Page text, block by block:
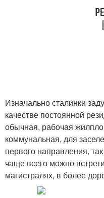
Изначально сталинки
качестве постоянной
обычная, рабочая
коммунальная, для
первого направления,
чаще всего можно
магистралях, в более